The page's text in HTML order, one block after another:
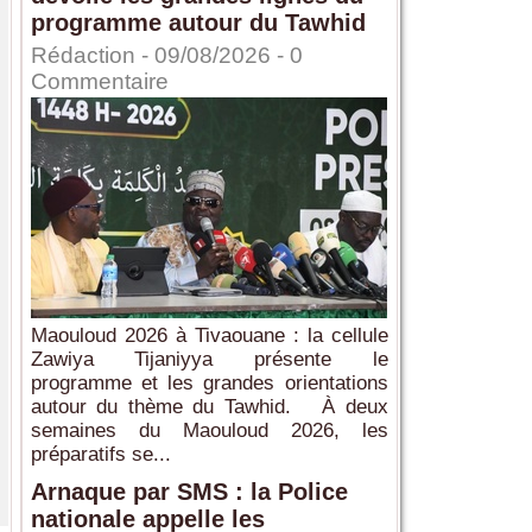
programme autour du Tawhid
Rédaction - 09/08/2026 - 0
Commentaire
Maouloud 2026 à Tivaouane : la cellule
Zawiya Tijaniyya présente le
programme et les grandes orientations
autour du thème du Tawhid. À deux
semaines du Maouloud 2026, les
préparatifs se...
Arnaque par SMS : la Police
nationale appelle les